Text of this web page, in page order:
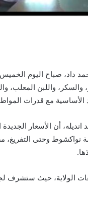
صباح اليوم الخميس
والسكر، واللبن المعلب،
الأساسية مع قدرات
أن الأسعار الجديدة
وحتى التفريغ،
الولاية، حيث ستشرف